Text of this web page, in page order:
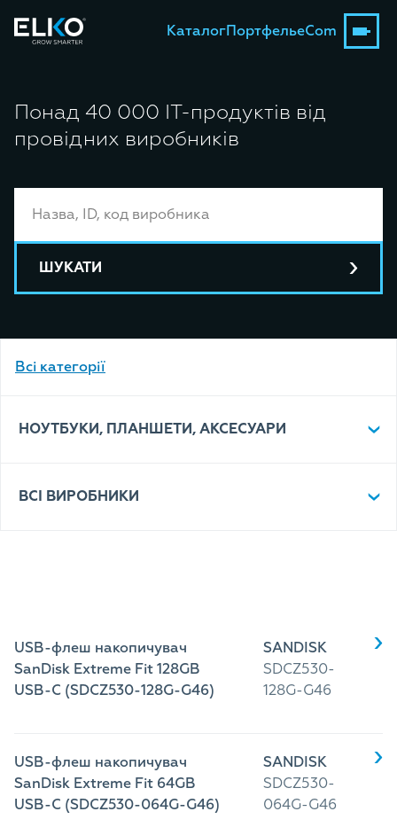
КаталогПортфельeCom
Понад 40 000 ІТ-продуктів від
провідних виробників
ШУКАТИ
Bсі категорії
НОУТБУКИ, ПЛАНШЕТИ, АКСЕСУАРИ
ВСІ ВИРОБНИКИ
USB-флеш накопичувач
SanDisk Extreme Fit 128GB
USB-C (SDCZ530-128G-G46)
SANDISK
SDCZ530-
128G-G46
USB-флеш накопичувач
SanDisk Extreme Fit 64GB
USB-C (SDCZ530-064G-G46)
SANDISK
SDCZ530-
064G-G46